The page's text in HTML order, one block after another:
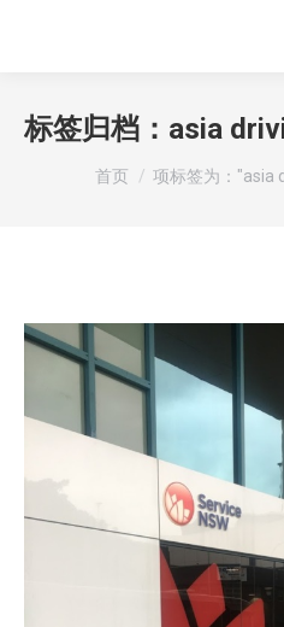
标签归档： asia
您在这里：
首页 项标签为："asia